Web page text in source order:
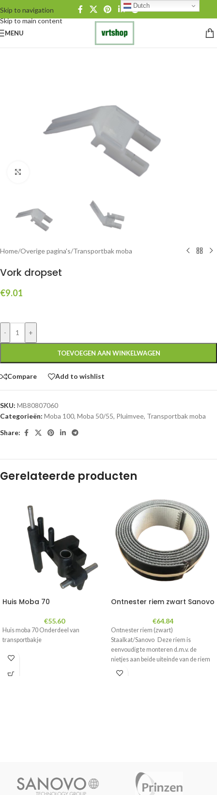
Skip to navigation
Skip to main content
MENU
Home/Overige pagina's/Transportbak moba
Vork dropset
€9.01
- +
TOEVOEGEN AAN WINKELWAGEN
Compare Add to wishlist
SKU: MB80807060
Categorieën: Moba 100, Moba 50/55, Pluimvee, Transportbak moba
Share:
Gerelateerde producten
Huis Moba 70
€55.60
Huis moba 70 Onderdeel van
transportbakje
Ontnester riem zwart Sanovo
€64.84
Ontnester riem (zwart)
Staalkat/Sanovo Deze riem is
eenvoudig te monteren d.m.v. de
nietjes aan beide uiteinde van de riem
Dutch